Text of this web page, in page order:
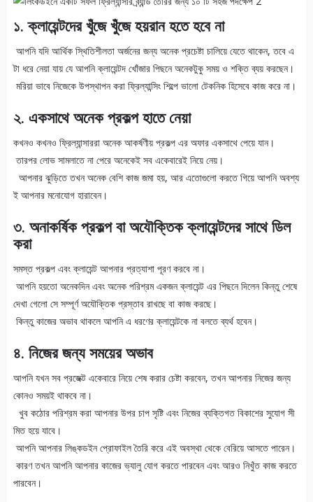
১. ক্লায়েন্টদের খুঁজে খুঁজে হয়রান হতে হবে না
আপনি যদি আর্থিক স্থিতিশীলতা অর্জনের জন্য অনেক প্রচেষ্টা চালিয়ে যেতে থাকেন, তবে এ
টা ধরে নেয়া যায় যে আপনি ক্লায়েন্টদ খোঁজার পিছনে অনেকটুকু সময় ও শক্তি ব্যয় করছেন।
মরিয়া ভাবে নিজেকে উপস্থাপন করা ফ্রিল্যান্সিং শিল্পে ভালো টেকনিক হিসেবে কাজ করে না।
২. একসাথে অনেক প্রকল্প হাতে নেয়া
কখনও কখনও ফ্রিল্যান্সাররা অনেক আকর্ষণীয় প্রকল্প এর অফার একসাথে পেয়ে যান।
তারপর লোভ সামলাতে না পেরে অনেকেই সব একেবারেই নিয়ে নেয়।
আপনার ঝুড়িতে তখন অনেক বেশি কাজ জমা হয়, আর এতোগুলো করতে গিয়ে আপনি অবশ্য
ই আপনার মনোযোগ হারাবেন।
৩. অনাকর্ষিক প্রকল্প বা অযৌক্তিক ক্লায়েন্টদের সাথে ডিল
করা
সমস্ত প্রকল্প এবং ক্লায়েন্ট আপনার প্রত্যাশা পূরণ করবে না।
আপনি হয়তো অনেকদিন এবং অনেক পরিশ্রম একজন ক্লায়েন্ট এর পিছনে দিলেন কিন্তু শেষে
দেখা গেলো সে সম্পূর্ণ অযৌক্তিক প্রস্তাব রাখছে বা কাজ করছে।
কিন্তু কাজের অভাব থাকলে আপনি এ ধরণের ক্লায়েন্টকে না বলতে ব্যর্থ হবেন।
৪. নিজের জন্য সময়ের অভাব
আপনি যখন সব প্রজেক্ট একেবারে নিয়ে শেষ করার চেষ্টা করবেন, তখন আপনার নিজের জন্য
কোনও সময়ই থাকবে না।
খুব কঠোর পরিশ্রম করা আপনার উপর চাপ সৃষ্টি এবং নিজের ব্যক্তিগত বিকাশের সুযোগ সী
মিত হয়ে যাবে।
আপনি আপনার লিঙ্কডইন প্রোফাইল তৈরি করে এই অবস্থা থেকে বেরিয়ে আসতে পারেন।
কারণ তখন আপনি আপনার কাজের ভ্যালু যোগ করতে পারবেন এবং আরও নিখুঁত কাজ করতে
পারবেন।